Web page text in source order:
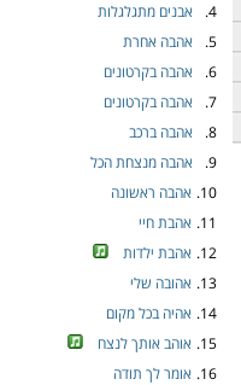
4.
אבנים מתגלגלות
5.
אהבה אחרת
6.
אהבה בקרטונים
7.
אהבה בקרטונים
8.
אהבה ברכב
9.
אהבה מנצחת הכל
10. אהבה ראשונה
11. אהבת חיי
12. אהבת ילדות
13. אהובה שלי
14. אהיה בכל מקום
15. אוהב אותך לנצח
16. אומר לך תודה